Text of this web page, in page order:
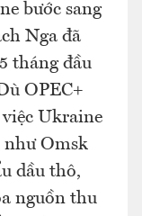
bước sang
Nga đã
tháng đầu
OPEC+
việc Ukraine
như Omsk
dầu thô,
nguồn thu